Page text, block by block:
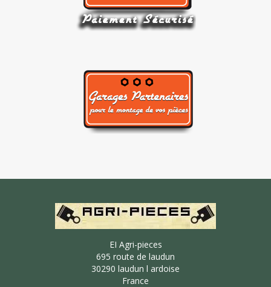
EI Agri-pieces
695 route de laudun
30290 laudun l ardoise
France